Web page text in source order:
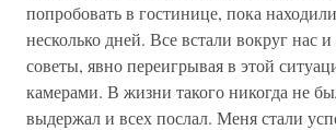
попробовать в гостинице, пока
несколько дней. Все встали вокруг нас и
советы, явно переигрывая в этой
камерами. В жизни такого никогда не
выдержал и всех послал. Меня стали